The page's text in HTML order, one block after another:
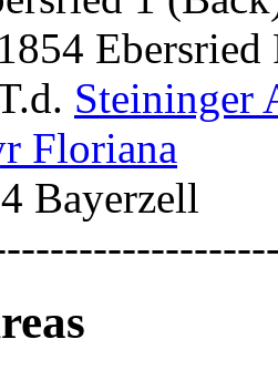
Steininger
Floriana
Bayerzell